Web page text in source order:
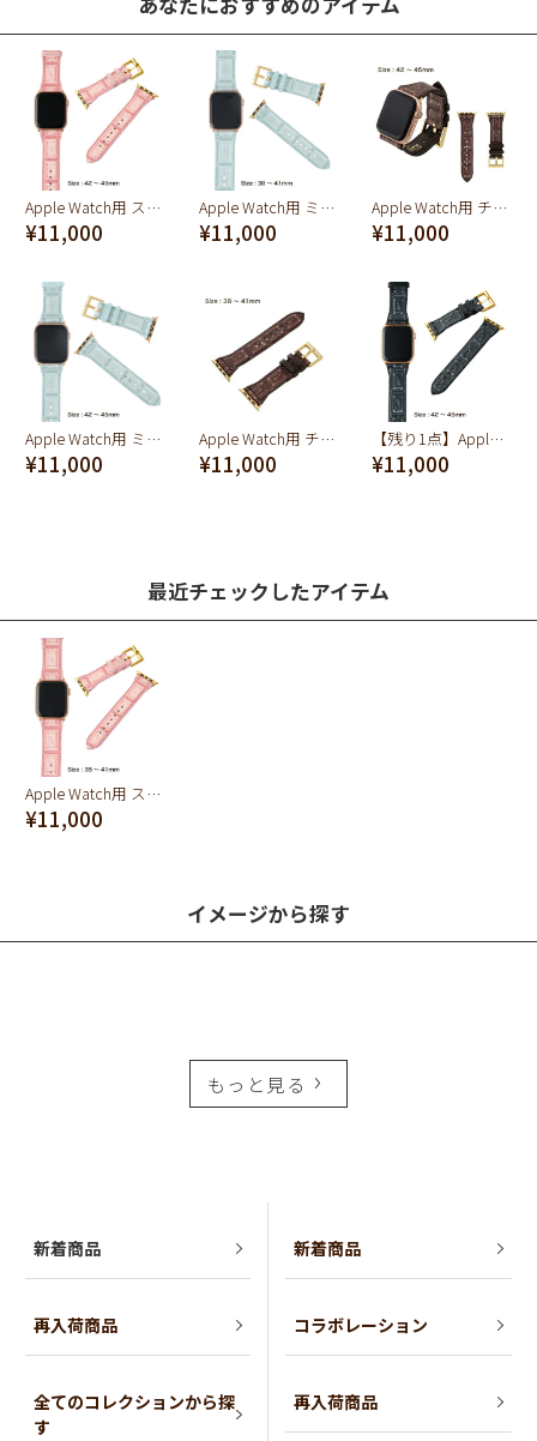
Apple Watch用 ストロべリーチョコレート レザーバンド（42～45mm対応）
¥11,000
Apple Watch用 ミントチョコレート レザーバンド（38～41mm対応）
¥11,000
Apple Watch用 チョコレート レザーバンド（42～45mm対応）ブラウン
¥11,000
Apple Watch用 ミントチョコレート レザーバンド（42～45mm対応）
¥11,000
Apple Watch用 チョコレート レザーバンド（38～41mm対応）ブラウン
¥11,000
【残り1点】Apple Watch用 ブラックチョコレート レザーバンド（42～45mm対応）
¥11,000
最近チェックしたアイテム
Apple Watch用 ストロベリーチョコレート レザーバンド（38～41mm対応）
¥11,000
イメージから探す
もっと見る
新着商品
再入荷商品
全てのコレクションから探
す
新着商品
コラボレーション
再入荷商品